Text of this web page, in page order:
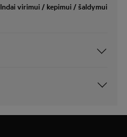
Indai virimui / kepimui / šaldymui